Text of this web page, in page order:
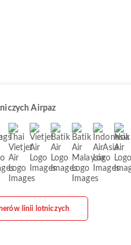
Airpaz
linii lotniczych